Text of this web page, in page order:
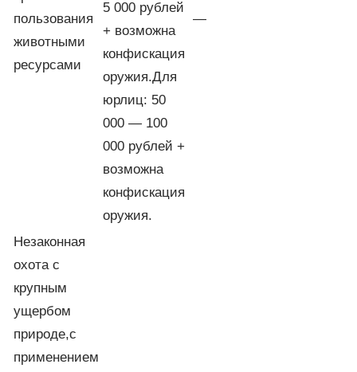
пользования
животными
ресурсами
5 000 рублей
+ возможна
конфискация
оружия.Для
юрлиц: 50
000 — 100
000 рублей +
возможна
конфискация
оружия.
—
Незаконная
охота с
крупным
ущербом
природе,с
применением